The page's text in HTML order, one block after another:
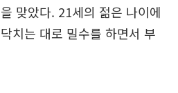
맞았다. 21세의 젊은 나이에
치는 대로 밀수를 하면서 부